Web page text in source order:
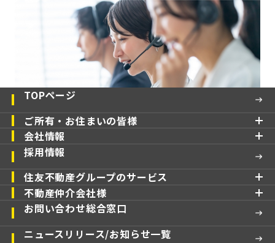
TOPページ
ご所有・お住まいの皆様
会社情報
採用情報
住友不動産グループのサービス
不動産仲介会社様
お問い合わせ総合窓口
ニュースリリース/お知らせ一覧